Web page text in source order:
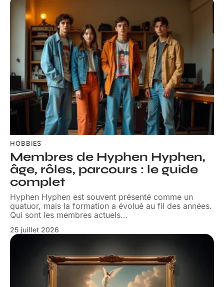
HOBBIES
Membres de Hyphen Hyphen,
âge, rôles, parcours : le guide
complet
Hyphen Hyphen est souvent présenté comme un
quatuor, mais la formation a évolué au fil des années.
Qui sont les membres actuels…
25 juillet 2026